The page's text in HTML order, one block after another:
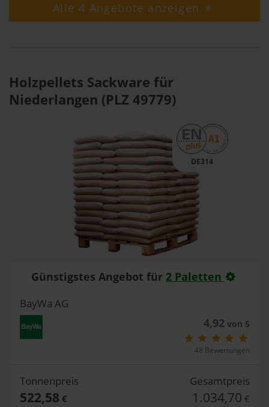
Alle 4 Angebote anzeigen
Holzpellets Sackware für
Niederlangen (PLZ 49779)
DE314
Günstigstes Angebot für 2 Paletten
BayWa AG
4,92von 5
48 Bewertungen
Tonnenpreis
522,58 €
Gesamtpreis
1.034,70 €